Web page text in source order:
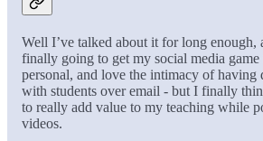
Well I’ve talked about it for long enough,
finally going to get my social media game
personal, and love the intimacy of having
with students over email - but I finally
to really add value to my teaching while
videos.